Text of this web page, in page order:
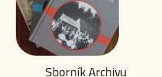
Sborník Archivu